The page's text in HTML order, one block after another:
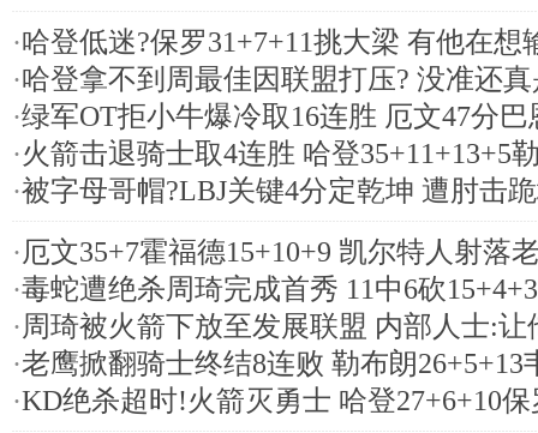
·哈登低迷?保罗31+7+11挑大梁 有他在想
·哈登拿不到周最佳因联盟打压? 没准还
·绿军OT拒小牛爆冷取16连胜 厄文47分巴
·火箭击退骑士取4连胜 哈登35+11+13+5
·被字母哥帽?LBJ关键4分定乾坤 遭肘击
·厄文35+7霍福德15+10+9 凯尔特人射落
·毒蛇遭绝杀周琦完成首秀 11中6砍
·周琦被火箭下放至发展联盟 内部人士:让
·老鹰掀翻骑士终结8连败 勒布朗26+5+13
·KD绝杀超时!火箭灭勇士 哈登27+6+10保